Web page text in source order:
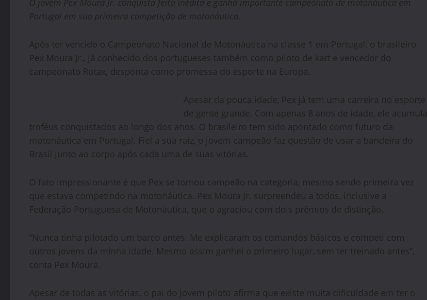
O jovem Pex Moura Jr. conquista feito inédito e ganha importante campeonato de motonáutica em
Portugal em sua primeira competição de motonáutica.
Após ter vencido o Campeonato Nacional de Motonáutica na classe 1 em Portugal, o brasileiro
Pex Moura Jr., já conhecido dos portugueses também como piloto de kart e vencedor do
campeonato Rotax, desponta como promessa do esporte na Europa.
Apesar da pouca idade, Pex já tem uma carreira no esporte
de gente grande. Com apenas 8 anos de idade, ele acumula
troféus conquistados ao longo dos anos. O brasileiro tem sido apontado como futuro da
motonáutica em Portugal. Fiel a sua raiz, o jovem campeão faz questão de usar a bandeira do
Brasil junto ao corpo após cada uma de suas vitórias.
O fato impressionante é que Pex se tornou campeão na categoria, mesmo sendo primeira vez
que estava competindo na motonáutica. Pex Moura Jr. surpreendeu a todos, inclusive a
Federação Portuguesa de Motonáutica, que o agraciou com dois prêmios de distinção.
“Nunca tinha pilotado um barco antes. Me explicaram os comandos básicos e competi com
outros jovens da minha idade. Mesmo assim ganhei o primeiro lugar, sem ter treinado antes”,
conta Pex Moura.
Apesar de todas as vitórias, o pai do jovem piloto afirma que existe muita dificuldade em ter o